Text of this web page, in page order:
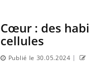
Cœur : des
cellules
Publié le 30.05.2024 |